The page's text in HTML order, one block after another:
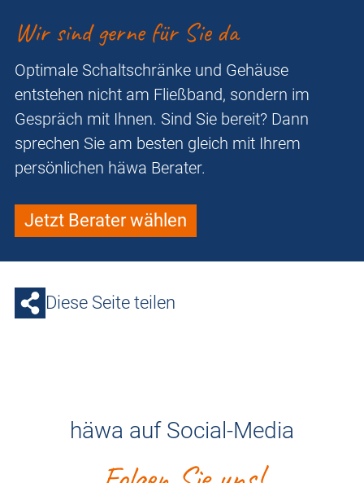
Wir sind gerne für Sie da
Optimale Schaltschränke und Gehäuse
entstehen nicht am Fließband, sondern im
Gespräch mit Ihnen. Sind Sie bereit? Dann
sprechen Sie am besten gleich mit Ihrem
persönlichen häwa Berater.
Jetzt Berater wählen
Diese Seite teilen
häwa auf Social-Media